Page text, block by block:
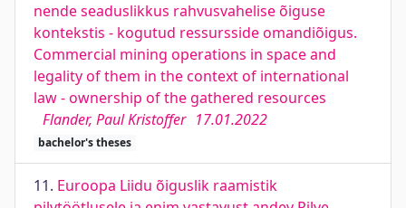
nende seaduslikkus rahvusvahelise õiguse
kontekstis - kogutud ressursside omandiõigus.
Commercial mining operations in space and
legality of them in the context of international
law - ownership of the gathered resources
Flander, Paul Kristoffer 17.01.2022
bachelor's theses
11. Euroopa Liidu õiguslik raamistik